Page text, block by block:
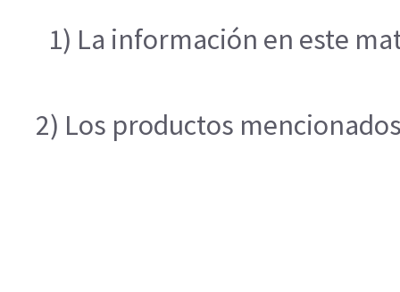
1) La información en este
2) Los productos